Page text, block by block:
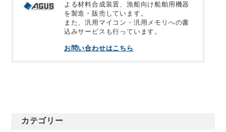
よる材料合成装置、漁船向け船舶用機器
を製造・販売しています。
また、汎用マイコン・汎用メモリへの書
込みサービスも行っています。
お問い合わせはこちら
カテゴリー